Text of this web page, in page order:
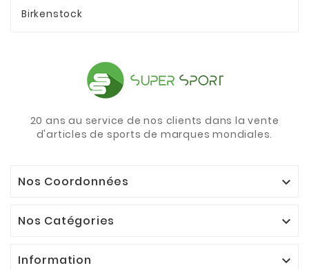
Birkenstock
20 ans au service de nos clients dans la vente
d'articles de sports de marques mondiales.
Nos Coordonnées 
Nos Catégories 
Information 